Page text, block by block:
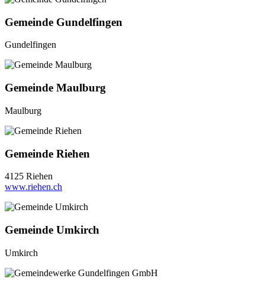
Gemeinde Gundelfingen
Gundelfingen
Gemeinde Maulburg
Maulburg
Gemeinde Riehen
4125 Riehen
www.riehen.ch
Gemeinde Umkirch
Umkirch